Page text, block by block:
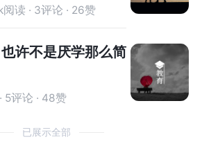
同他的母亲并不是出于他认同重
一些做法，或者是言语当然还有
什么都知道，他知道不应该重男
便是长辈也有做错事，说错话的
作为，是因为他母亲所做的一
是怎样想的，希望你们的夫妻生
母亲并不是出于他认同重男轻女
法，或者是言语当然还有一种可
知道，他知道不应该重男轻女，
辈也有做错事，说错话的时候，
是因为他母亲所做的一切，他自
的，希望你们的夫妻生活，三口
读 · 3评论 · 26赞
许不是厌学那么简
5评论 · 48赞
已展示全部